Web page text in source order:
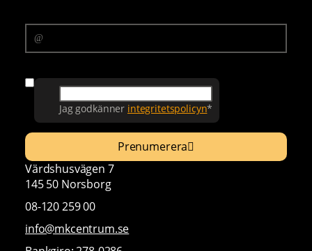
Jag godkänner integritetspolicyn*
Prenumerera
Värdshusvägen 7
145 50 Norsborg
08-120 259 00
info@mkcentrum.se